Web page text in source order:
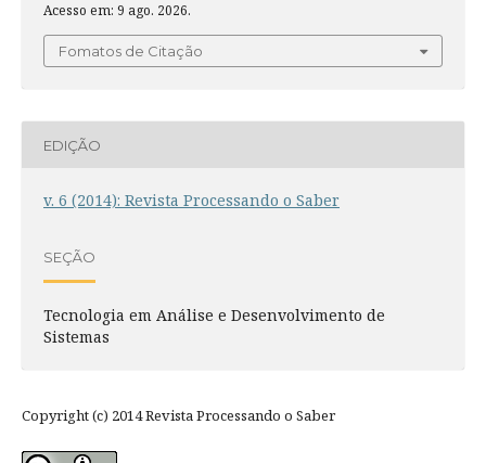
Acesso em: 9 ago. 2026.
Fomatos de Citação
EDIÇÃO
v. 6 (2014): Revista Processando o Saber
SEÇÃO
Tecnologia em Análise e Desenvolvimento de
Sistemas
Copyright (c) 2014 Revista Processando o Saber